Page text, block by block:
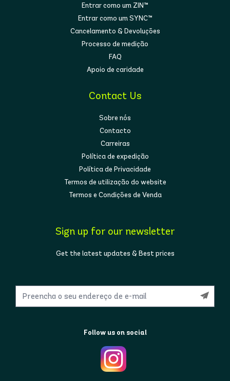
Entrar como um ZIN™
Entrar como um SYNC™
Cancelamento & Devoluções
Processo de medição
FAQ
Apoio de caridade
Contact Us
Sobre nós
Contacto
Carreiras
Política de expedição
Política de Privacidade
Termos de utilização do website
Termos e Condições de Venda
Sign up for our newsletter
Get the latest updates & Best prices
Follow us on social